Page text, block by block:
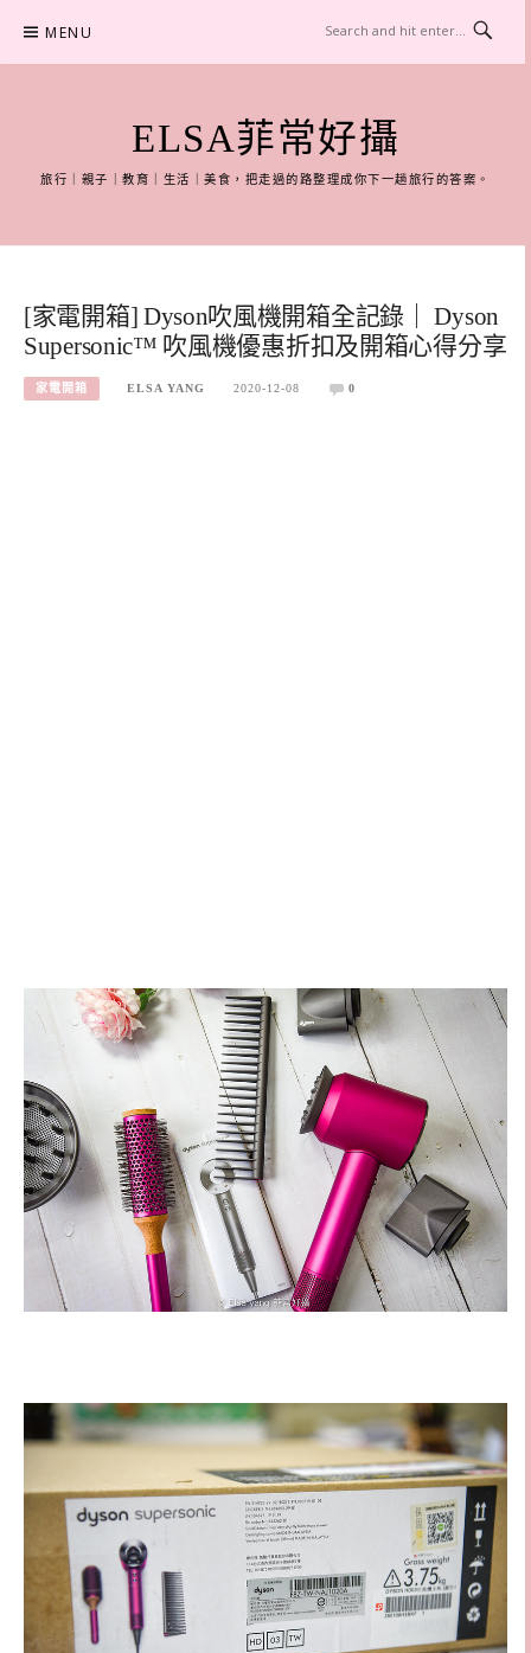
content
MENU
ELSA菲常好攝
旅行｜親子｜教育｜生活｜美食，把走過的路整理成你下一趟旅行的答案。
[家電開箱] Dyson吹風機開箱全記錄｜ Dyson
Supersonic™ 吹風機優惠折扣及開箱心得分享
家電開箱 ELSA YANG 2020-12-08 0